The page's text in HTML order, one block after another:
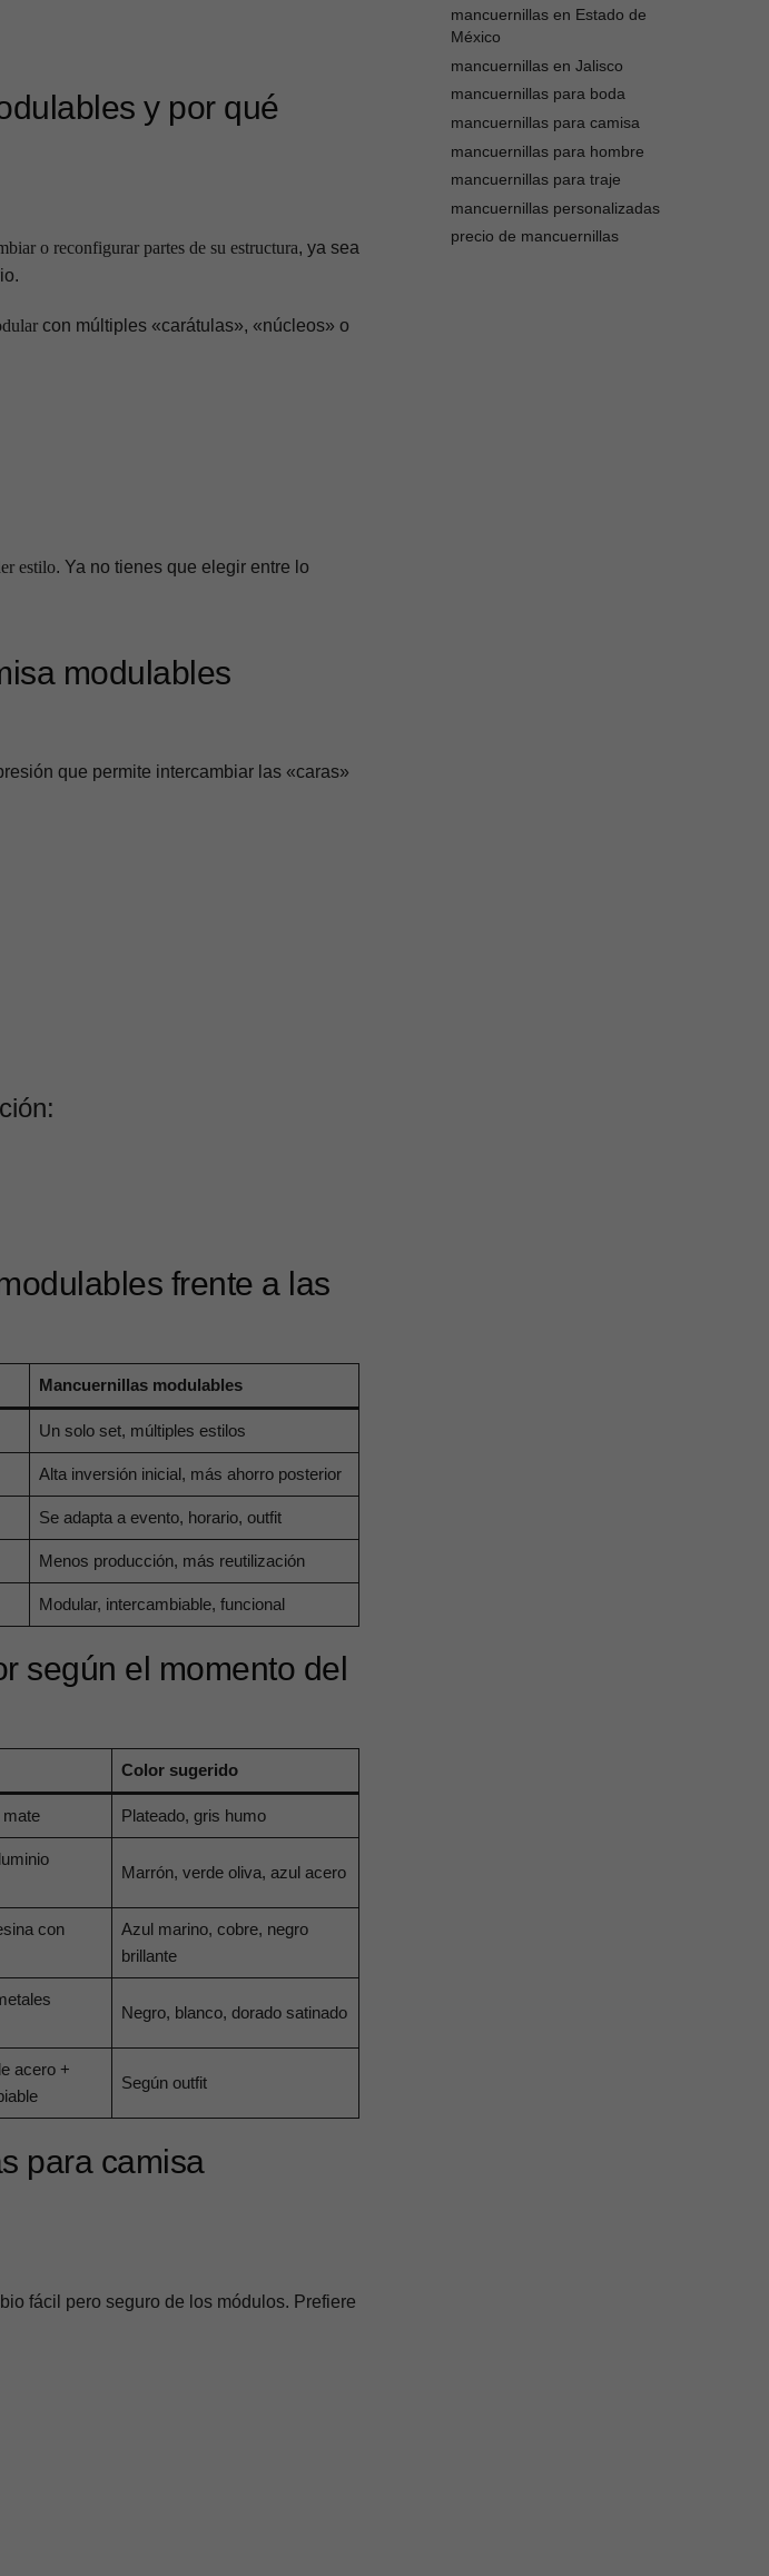
y por qué
o reconfigurar partes de su estructura, ya sea
con múltiples «carátulas», «núcleos» o
estilo. Ya no tienes que elegir entre lo
modulables
que permite intercambiar las «caras»
frente a las
Mancuernillas modulables
Un solo set, múltiples estilos
Alta inversión inicial, más ahorro posterior
Se adapta a evento, horario, outfit
Menos producción, más reutilización
Modular, intercambiable, funcional
según el momento del
Color sugerido
Plateado, gris humo
Marrón, verde oliva, azul acero
con
Azul marino, cobre, negro
brillante
Negro, blanco, dorado satinado
acero +
Según outfit
para camisa
fácil pero seguro de los módulos. Prefiere
mancuernillas en Estado de
México
mancuernillas en Jalisco
mancuernillas para boda
mancuernillas para camisa
mancuernillas para hombre
mancuernillas para traje
mancuernillas personalizadas
precio de mancuernillas